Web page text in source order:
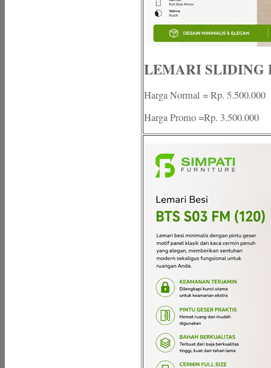
LEMARI SLIDING
Harga Normal = Rp. 5.500.000
Harga Promo =Rp. 3.500.000